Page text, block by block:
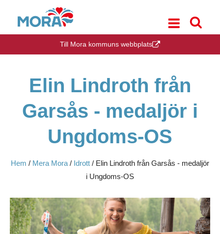
Till Mora kommuns webbplats
Elin Lindroth från
Garsås - medaljör i
Ungdoms-OS
Hem / Mera Mora / Idrott / Elin Lindroth från Garsås - medaljör
i Ungdoms-OS